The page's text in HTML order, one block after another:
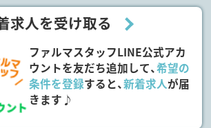
求人を受け取る
ファルマスタッフLINE公式アカ
ウントを友だち追加して、希望の
条件を登録すると、新着求人が届
きます♪